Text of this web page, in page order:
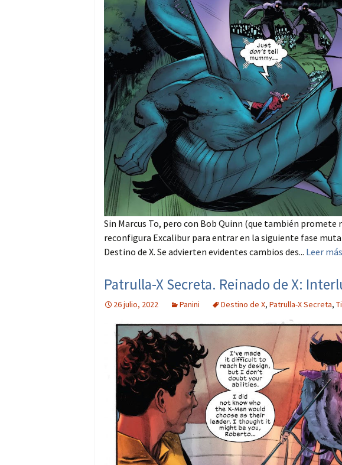
Sin Marcus To, pero con Bob Quinn (que también
reconfigura Excalibur para entrar en la siguiente fase
Destino de X. Se advierten evidentes cambios des... Leer más
Patrulla-X Secreta. Reinado de X:
26 julio, 2022 Panini Destino de X, Patrulla-X Secreta,